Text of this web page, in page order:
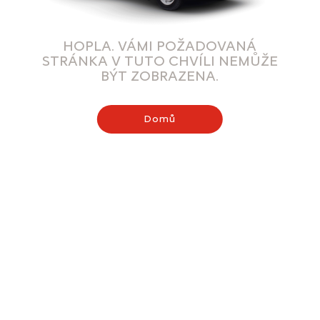
HOPLA. VÁMI POŽADOVANÁ
STRÁNKA V TUTO CHVÍLI NEMŮŽE
BÝT ZOBRAZENA.
Domů